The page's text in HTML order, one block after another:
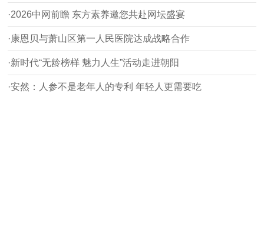
·2026中网前瞻 东方素养邀您共赴网坛盛宴
·康恩贝与萧山区第一人民医院达成战略合作
·新时代“无龄榜样 魅力人生”活动走进朝阳
·安然：人参不是老年人的专利 年轻人更需要吃